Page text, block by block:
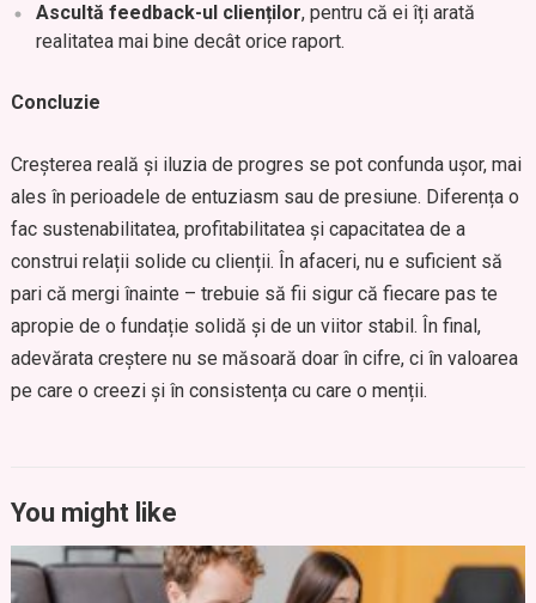
Ascultă feedback-ul clienților, pentru că ei îți arată
realitatea mai bine decât orice raport.
Concluzie
Creșterea reală și iluzia de progres se pot confunda ușor, mai
ales în perioadele de entuziasm sau de presiune. Diferența o
fac sustenabilitatea, profitabilitatea și capacitatea de a
construi relații solide cu clienții. În afaceri, nu e suficient să
pari că mergi înainte – trebuie să fii sigur că fiecare pas te
apropie de o fundație solidă și de un viitor stabil. În final,
adevărata creștere nu se măsoară doar în cifre, ci în valoarea
pe care o creezi și în consistența cu care o menții.
You might like